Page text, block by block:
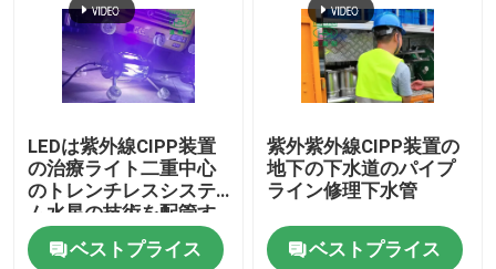
トレンチレスの下水道修理
トレンチレスのパイプラインの構造
トレンチレスの技術トレーニング
管の包装業者
LEDは紫外線CIPP装置
の治療ライト二重中心
のトレンチレスシステ
ム水星の技術を配管す
る
ベストプライス
紫外紫外線CIPP装置の
地下の下水道のパイプ
ライン修理下水管
ベストプライス